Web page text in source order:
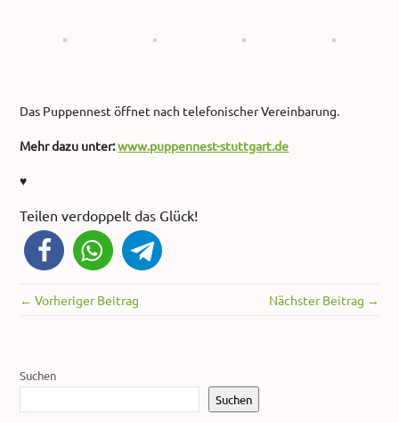
Das Puppennest öffnet nach telefonischer Vereinbarung.
Mehr dazu unter:www.puppennest-stuttgart.de
♥
Teilen verdoppelt das Glück!
← Vorheriger Beitrag Nächster Beitrag →
Suchen
Suchen